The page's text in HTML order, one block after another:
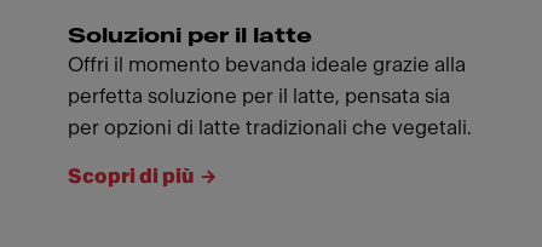
Soluzioni per il latte
Offri il momento bevanda ideale grazie alla
perfetta soluzione per il latte, pensata sia
per opzioni di latte tradizionali che vegetali.
Scopri di più